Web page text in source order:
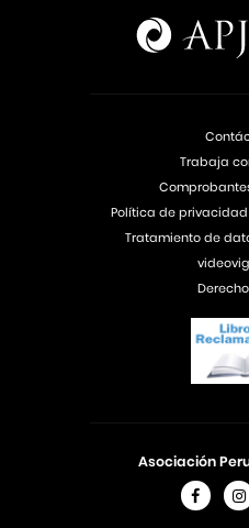
Asociación
Trabaja
Política de
Tratamiento de